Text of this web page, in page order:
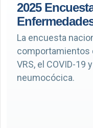
2025
La encuesta
comportamientos
VRS, el COVID-19
neumocócica.